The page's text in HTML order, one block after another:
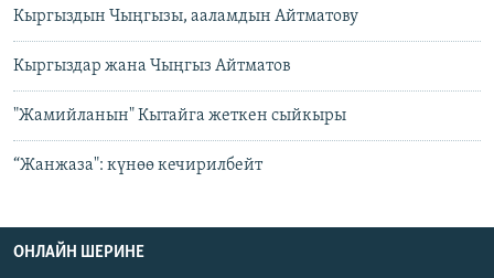
Кыргыздын Чыңгызы, ааламдын Айтматову
Кыргыздар жана Чыңгыз Айтматов
"Жамийланын" Кытайга жеткен сыйкыры
“Жанжаза": күнөө кечирилбейт
ОНЛАЙН ШЕРИНЕ